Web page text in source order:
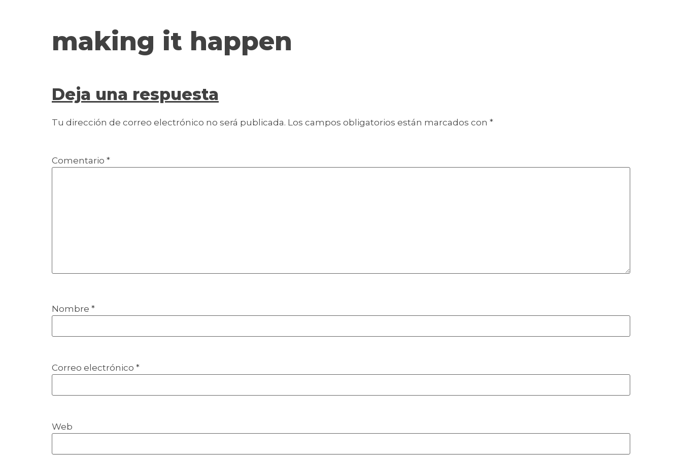
making it happen
Deja una respuesta
Tu dirección de correo electrónico no será publicada. Los campos obligatorios están marcados con *
Comentario *
Nombre *
Correo electrónico *
Web